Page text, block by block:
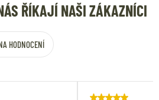
ŘÍKAJÍ NAŠI ZÁKAZNÍCI
HODNOCENÍ